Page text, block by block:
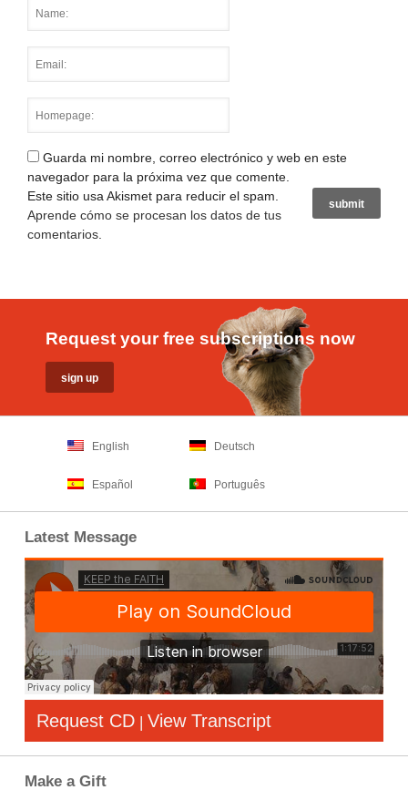
Guarda mi nombre, correo electrónico y web en este
navegador para la próxima vez que comente.
Este sitio usa Akismet para reducir el spam.
Aprende cómo se procesan los datos de tus
comentarios
Request your free subscriptions now
English Deutsch
Español Português
Latest Message
Request CD | View Transcript
Make a Gift